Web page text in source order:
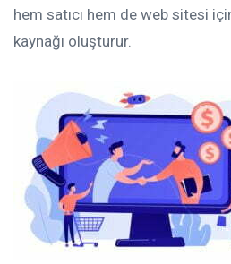
hem satıcı hem de web sitesi
kaynağı oluşturur.